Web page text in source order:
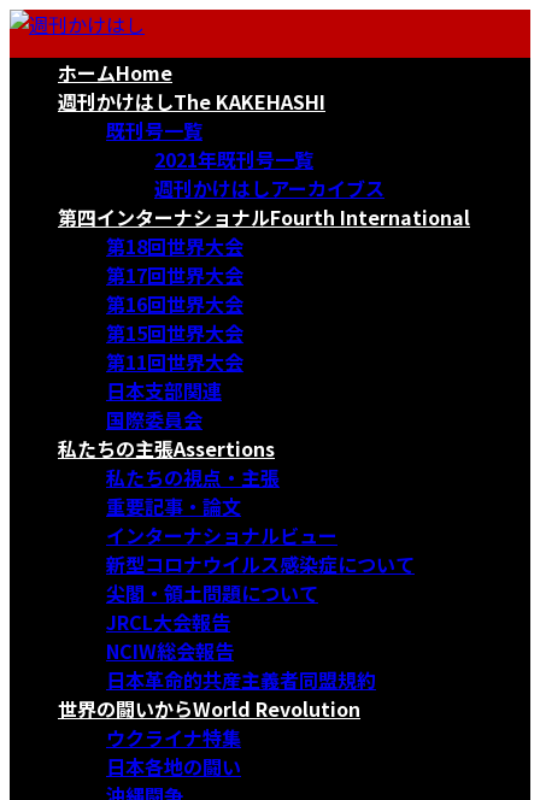
コ
ナ
ホームHome
週刊かけはしThe KAKEHASHI
既刊号一覧
2021年既刊号一覧
週刊かけはしアーカイブス
第四インターナショナルFourth International
第18回世界大会
第17回世界大会
第16回世界大会
第15回世界大会
第11回世界大会
日本支部関連
国際委員会
私たちの主張Assertions
私たちの視点・主張
重要記事・論文
インターナショナルビュー
新型コロナウイルス感染症について
尖閣・領土問題について
JRCL大会報告
NCIW総会報告
日本革命的共産主義者同盟規約
世界の闘いからWorld Revolution
ウクライナ特集
日本各地の闘い